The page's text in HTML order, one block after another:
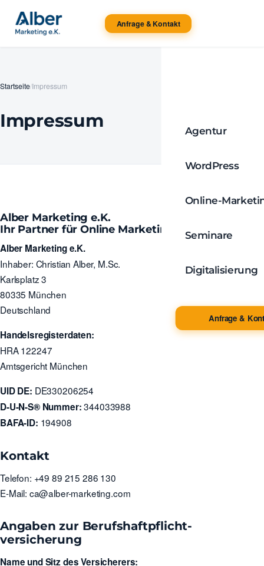
Anfrage & Kontakt
Agentur
WordPress
Online-
Seminare
Digitalisierung
Anfrage &
Startseite/Impressum
Impressum
Alber Marketing e.K.
Ihr Partner für Online Marketing
Alber Marketing e.K.
Inhaber: Christian Alber, M.Sc.
Karlsplatz 3
80335 München
Deutschland
Handelsregisterdaten:
HRA 122247
Amtsgericht München
UID DE: DE330206254
D-U-N-S® Nummer:344033988
BAFA-ID: 194908
Kontakt
Telefon: +49 89 215 286 130
E-Mail: ca@alber-marketing.com
Angaben zur Berufs­haftpflicht­
versicherung
Name und Sitz des Versicherers: